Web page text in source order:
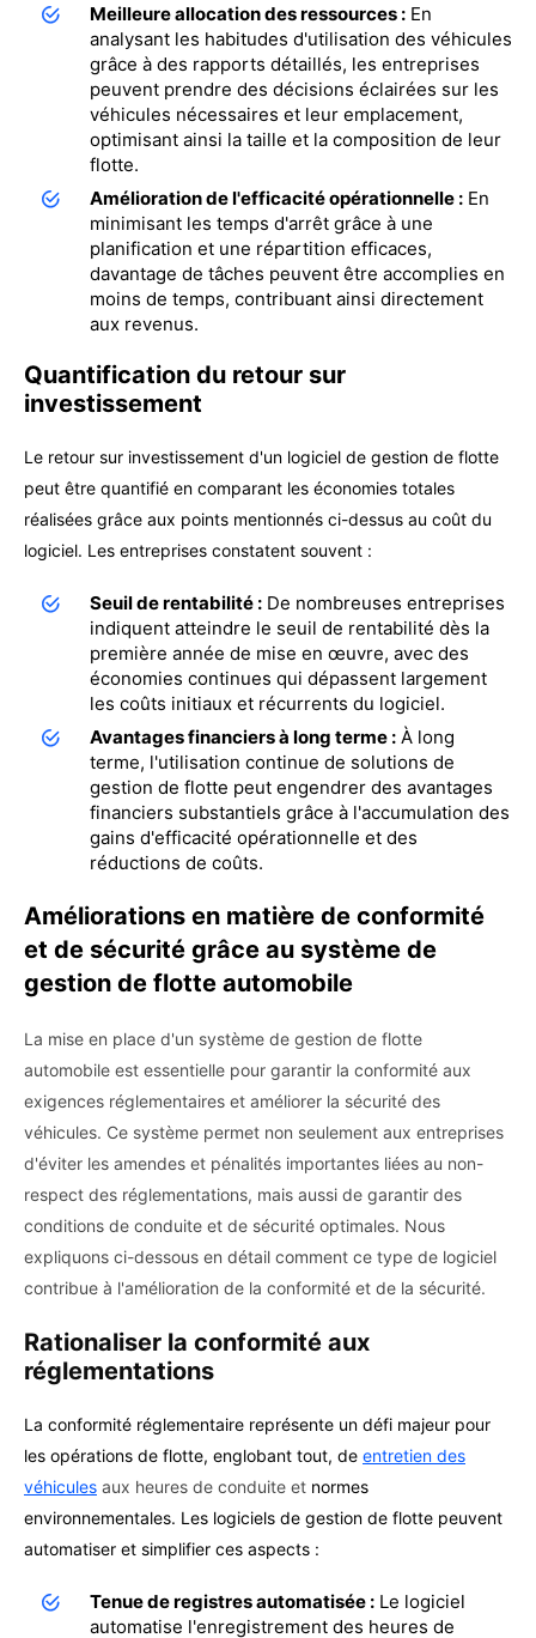
Meilleure allocation des ressources : En
analysant les habitudes d'utilisation des véhicules
grâce à des rapports détaillés, les entreprises
peuvent prendre des décisions éclairées sur les
véhicules nécessaires et leur emplacement,
optimisant ainsi la taille et la composition de leur
flotte.
Amélioration de l'efficacité opérationnelle : En
minimisant les temps d'arrêt grâce à une
planification et une répartition efficaces,
davantage de tâches peuvent être accomplies en
moins de temps, contribuant ainsi directement
aux revenus.
Quantification du retour sur
investissement
Le retour sur investissement d'un logiciel de gestion de flotte
peut être quantifié en comparant les économies totales
réalisées grâce aux points mentionnés ci-dessus au coût du
logiciel. Les entreprises constatent souvent :
Seuil de rentabilité : De nombreuses entreprises
indiquent atteindre le seuil de rentabilité dès la
première année de mise en œuvre, avec des
économies continues qui dépassent largement
les coûts initiaux et récurrents du logiciel.
Avantages financiers à long terme : À long
terme, l'utilisation continue de solutions de
gestion de flotte peut engendrer des avantages
financiers substantiels grâce à l'accumulation des
gains d'efficacité opérationnelle et des
réductions de coûts.
Améliorations en matière de conformité
et de sécurité grâce au système de
gestion de flotte automobile
La mise en place d'un système de gestion de flotte
automobile est essentielle pour garantir la conformité aux
exigences réglementaires et améliorer la sécurité des
véhicules. Ce système permet non seulement aux entreprises
d'éviter les amendes et pénalités importantes liées au non-
respect des réglementations, mais aussi de garantir des
conditions de conduite et de sécurité optimales. Nous
expliquons ci-dessous en détail comment ce type de logiciel
contribue à l'amélioration de la conformité et de la sécurité.
Rationaliser la conformité aux
réglementations
La conformité réglementaire représente un défi majeur pour
les opérations de flotte, englobant tout, de entretien des
véhicules aux heures de conduite et normes
environnementales. Les logiciels de gestion de flotte peuvent
automatiser et simplifier ces aspects :
Tenue de registres automatisée : Le logiciel
automatise l'enregistrement des heures de